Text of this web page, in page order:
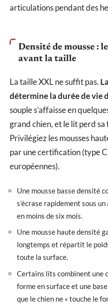
articulations pendant des
Densité de mousse :
avant la taille
La taille XXL ne suffit pas.
détermine la durée de vie
souple s’affaisse en
grand chien, et le lit perd
Privilégiez les mousses
par une certification (type
européennes).
Une mousse basse densité
s’écrase rapidement sous
en moins de six mois.
Une mousse haute densité
longtemps et répartit le
toute la surface.
Certains lits combinent une
forme en surface et une
que le chien ne « touche le